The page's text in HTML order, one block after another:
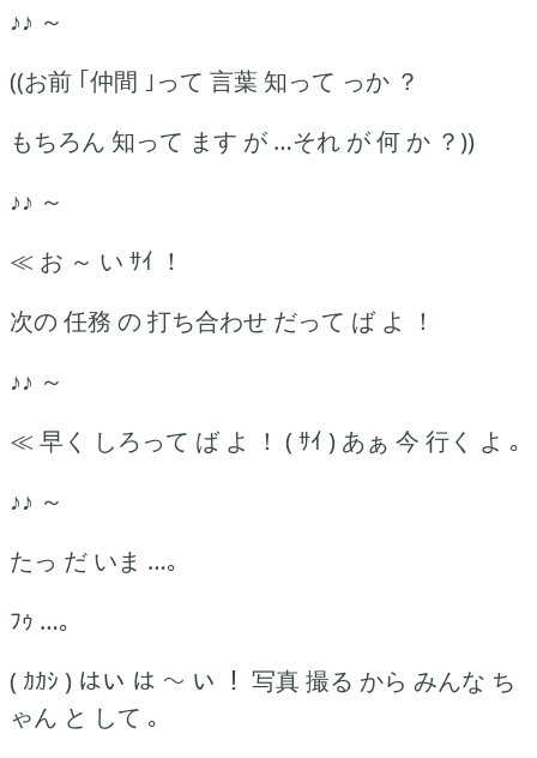
♪♪ ～
((お前 ｢仲間 ｣って 言葉 知って っか ？
もちろん 知って ます が …それ が 何 か ？))
♪♪ ～
≪ お ～ い ｻｲ ！
次の 任務 の 打ち合わせ だって ば よ ！
♪♪ ～
≪ 早く しろって ば よ ！ ( ｻｲ ) あぁ 今 行く よ ｡
♪♪ ～
たっ だ いま …｡
ﾌｩ …｡
( ｶｶｼ ) はい は ～ い ！ 写真 撮る から みんな ち
ゃん と して ｡